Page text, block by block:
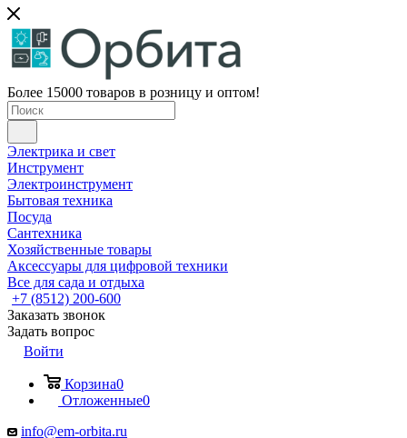
Более 15000 товаров в розницу и оптом!
Электрика и свет
Инструмент
Электроинструмент
Бытовая техника
Посуда
Сантехника
Хозяйственные товары
Аксессуары для цифровой техники
Все для сада и отдыха
+7 (8512) 200-600
Заказать звонок
Задать вопрос
Войти
Корзина0
Отложенные0
info@em-orbita.ru